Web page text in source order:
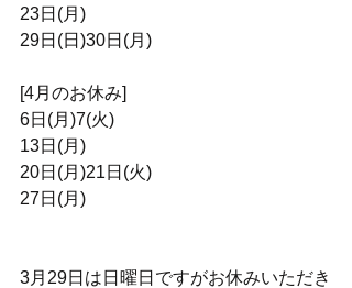
23日(月)
29日(日)30日(月)
[4月のお休み]
6日(月)7(火)
13日(月)
20日(月)21日(火)
27日(月)
3月29日は日曜日ですがお休みいただき